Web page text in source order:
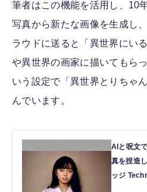
筆者はこの機能を活用し、10
写真から新たな画像を生成し
ラウドに送ると「異世界にい
や異世界の画家に描いてもら
いう設定で「異世界とりちゃ
んでいます。
AIと呪文
真を捏造
ッジ